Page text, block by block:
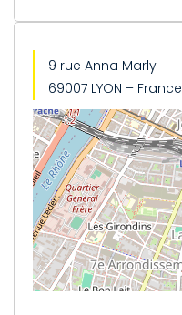
9 rue Anna Marly
69007 LYON – France